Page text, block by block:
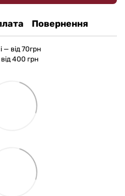
Повернення
від 70грн
400 грн